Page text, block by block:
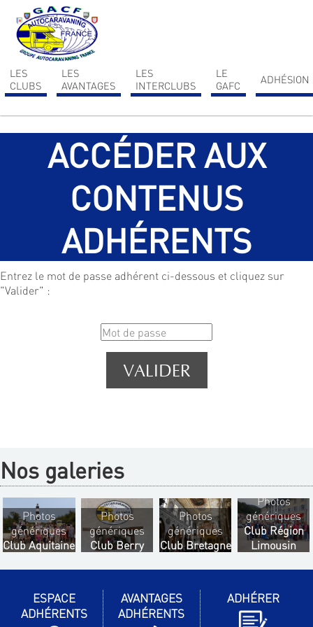
Ce site utilise Google Analytics. En continuant à naviguer, vous nous autorisez à
déposer un cookie à des fins de mesure d'audience.
LES
CLUBS
LES
AVANTAGES
LES
INTERCLUBS
LE
GAFC
ADHÉSION
ACCÉDER AUX
CONTENUS
ADHÉRENTS
Entrez le mot de passe adhérent ci-dessous et cliquez sur
"Valider" :
Nos galeries
Photos
génériques
Club Aquitaine
Photos
génériques
Club Berry
Photos
génériques
Club Bretagne
Photos
génériques
Club Région
Limousin
ESPACE
ADHÉRENTS
AVANTAGES
ADHÉRENTS
ADHÉRER